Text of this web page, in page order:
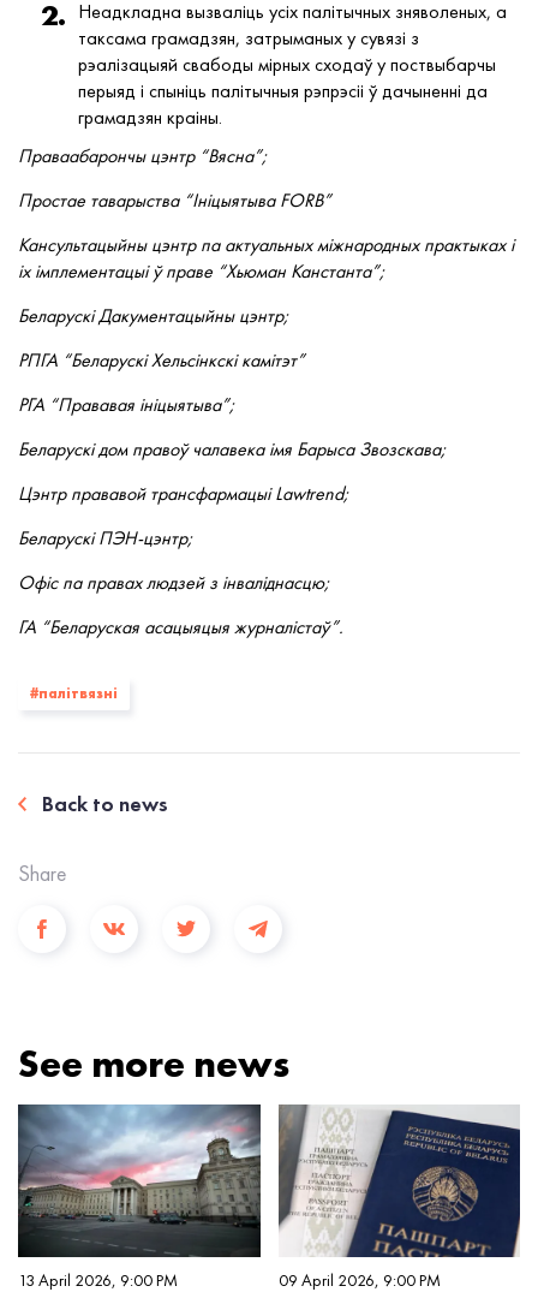
Неадкладна вызваліць усіх палітычных зняволеных, а
таксама грамадзян, затрыманых у сувязі з
рэалізацыяй свабоды мірных сходаў у поствыбарчы
перыяд і спыніць палітычныя рэпрэсіі ў дачыненні да
грамадзян краіны.
Праваабарончы цэнтр “Вясна”;
Простае таварыства “Ініцыятыва FORB”
Кансультацыйны цэнтр па актуальных міжнародных практыках і
іх імплементацыі ў праве “Хьюман Канстанта”;
Беларускі Дакументацыйны цэнтр;
РПГА “Беларускі Хельсінкскі камітэт”
РГА “Прававая ініцыятыва”;
Беларускі дом правоў чалавека імя Барыса Звозскава;
Цэнтр прававой трансфармацыі Lawtrend;
Беларускі ПЭН-цэнтр;
Офіс па правах людзей з інваліднасцю;
ГА “Беларуская асацыяцыя журналістаў”.
#палiтвязнi
Back to news
Share
See more news
13 April 2026, 9:00 PM 09 April 2026, 9:00 PM